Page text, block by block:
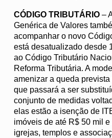
CÓDIGO TRIBUTÁRIO –
Genérica de Valores
acompanhar o novo
está desatualizado desde
ao Código Tributário
Reforma Tributária. A
amenizar a queda
que passará a ser
conjunto de medidas
elas estão a isenção de
imóveis de até R$ 50 mil
igrejas, templos e